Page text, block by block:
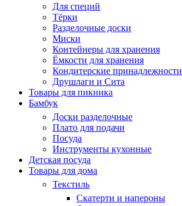
Для специй
Тёрки
Разделочные доски
Миски
Контейнеры для хранения
Ёмкости для хранения
Кондитерские принадлежности
Друшлаги и Сита
Товары для пикника
Бамбук
Доски разделочные
Плато для подачи
Посуда
Инструменты кухонные
Детская посуда
Товары для дома
Текстиль
Скатерти и напероны